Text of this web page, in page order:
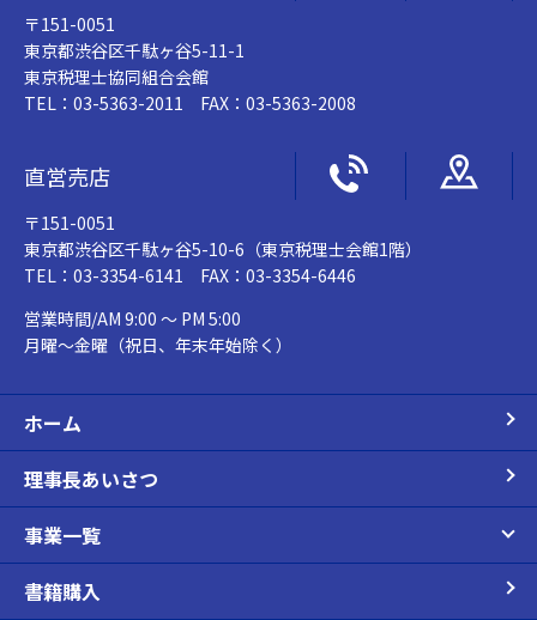
〒151-0051
東京都渋谷区千駄ヶ谷5-11-1
東京税理士協同組合会館
TEL：03-5363-2011 FAX：03-5363-2008
直営売店
〒151-0051
東京都渋谷区千駄ヶ谷5-10-6（東京税理士会館1階）
TEL：03-3354-6141 FAX：03-3354-6446
営業時間/AM 9:00 ～ PM 5:00
月曜～金曜（祝日、年末年始除く）
ホーム
理事長あいさつ
事業一覧
書籍購入